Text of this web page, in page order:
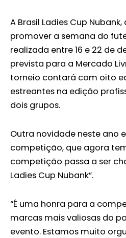
A Brasil Ladies Cup
promover a semana do
realizada entre 16 e 22 de
prevista para a Mercado
torneio contará com oito
estreantes na edição
dois grupos.
Outra novidade neste ano
competição, que agora
competição passa a ser
Ladies Cup Nubank”.
“É uma honra para a
marcas mais valiosas do
evento. Estamos muito